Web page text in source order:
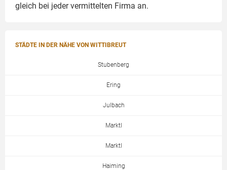
gleich bei jeder vermittelten Firma an.
STÄDTE IN DER NÄHE VON WITTIBREUT
Stubenberg
Ering
Julbach
Marktl
Marktl
Haiming